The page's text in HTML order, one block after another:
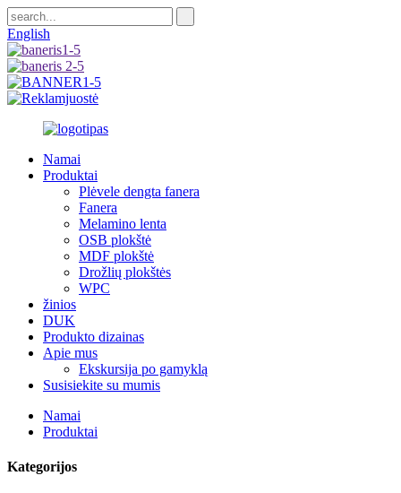
English
Namai
Produktai
Plėvele dengta fanera
Fanera
Melamino lenta
OSB plokštė
MDF plokštė
Drožlių plokštės
WPC
žinios
DUK
Produkto dizainas
Apie mus
Ekskursija po gamyklą
Susisiekite su mumis
Namai
Produktai
Kategorijos